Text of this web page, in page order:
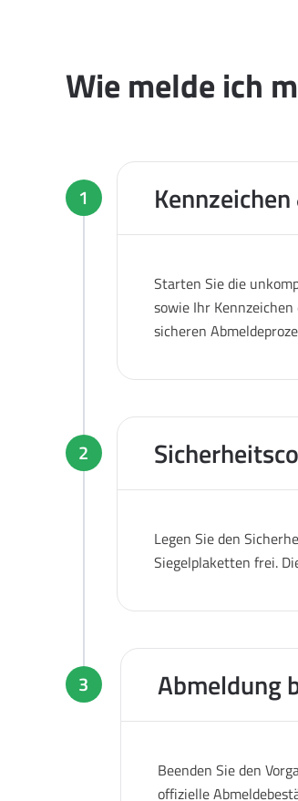
Wie melde ich
1
Starten Sie die
sowie Ihr
sicheren
2
Legen Sie den
Siegelplaketten frei.
3 Abmeldung
Beenden Sie den
offizielle